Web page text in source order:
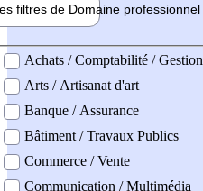
filtres de Domaine professionnel
professionel
Achats / Comptabilité / Gestion
Arts / Artisanat d'art
Banque / Assurance
Bâtiment / Travaux Publics
Commerce / Vente
Communication / Multimédia